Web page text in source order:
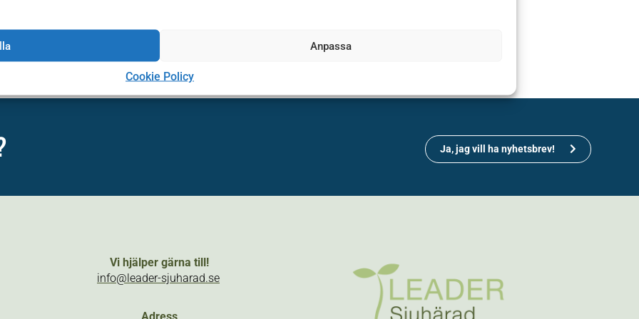
Anpassa
Cookie Policy
genom Leader Sjuhärads projekt EkoBoost!
Ja, jag vill ha nyhetsbrev!
Vi hjälper gärna till!
info@leader-sjuharad.se